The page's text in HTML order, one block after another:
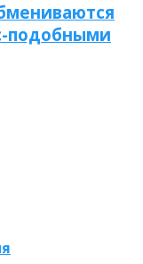
подобными